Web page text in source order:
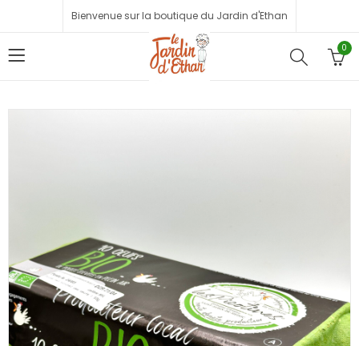
Bienvenue sur la boutique du Jardin d'Ethan
0